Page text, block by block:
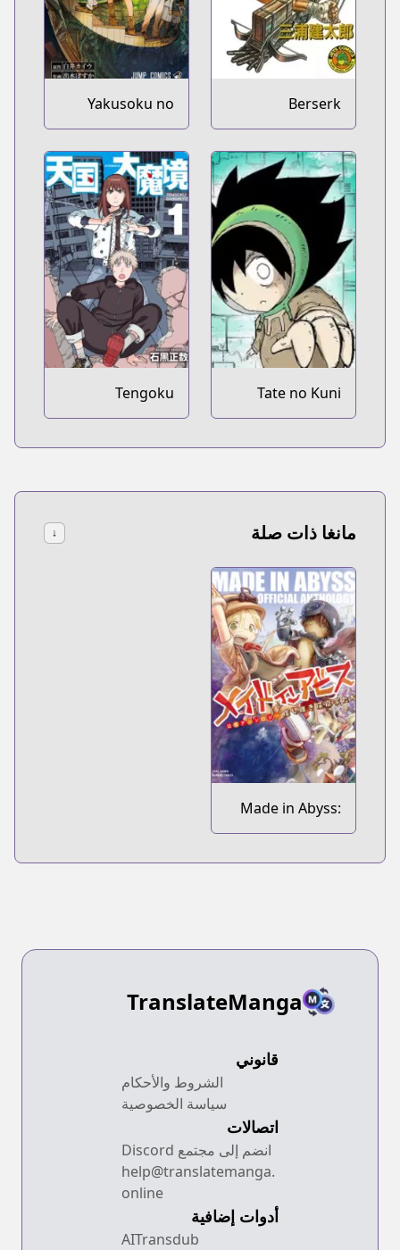
Berserk
Yakusoku no
Neverland
Tate no Kuni
Tengoku
Daimakyou
مانغا ذات صلة ↓
Made in Abyss:
Koushiki
TranslateManga
قانوني
الشروط والأحكام
سياسة الخصوصية
اتصالات
انضم إلى مجتمع Discord
help@translatemanga.
online
أدوات إضافية
AITransdub